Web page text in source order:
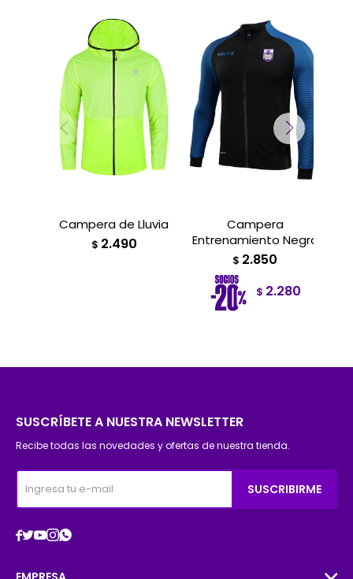
Campera de Lluvia
$ 2.490
Campera
Entrenamiento Negra
$ 2.850
$ 2.280
SUSCRÍBETE A NUESTRA NEWSLETTER
Recibe todas las novedades y ofertas de nuestra tienda.
SUSCRIBIRME
